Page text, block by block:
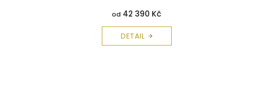
od 42 390 Kč
DETAIL